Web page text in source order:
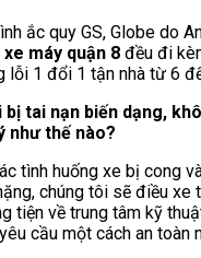
ắc quy GS, Globe do
máy quận 8 đều đi
lỗi 1 đổi 1 tận nhà từ 6
bị tai nạn biến dạng,
như thế nào?
tình huống xe bị cong
chúng tôi sẽ điều xe
tiện về trung tâm kỹ
cầu một cách an toàn